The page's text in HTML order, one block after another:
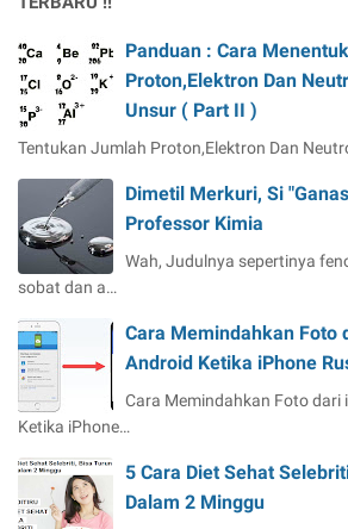
Panduan : Cara
Proton,Elektron Dan
Unsur ( Part II )
Tentukan Jumlah Proton,Elektron Dan
Dimetil Merkuri, Si
Professor Kimia
Wah, Judulnya sepertinya
sobat dan a…
Cara Memindahkan Foto
Android Ketika iPhone
Cara Memindahkan Foto dari
Ketika iPhone…
5 Cara Diet Sehat
Dalam 2 Minggu